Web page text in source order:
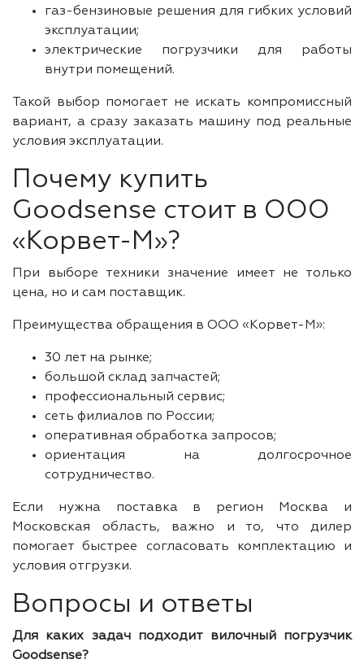
газ-бензиновые решения для гибких условий
эксплуатации;
электрические погрузчики для работы
внутри помещений.
Такой выбор помогает не искать компромиссный
вариант, а сразу заказать машину под реальные
условия эксплуатации.
Почему купить
Goodsense стоит в ООО
«Корвет-М»?
При выборе техники значение имеет не только
цена, но и сам поставщик.
Преимущества обращения в ООО «Корвет-М»:
30 лет на рынке;
большой склад запчастей;
профессиональный сервис;
сеть филиалов по России;
оперативная обработка запросов;
ориентация на долгосрочное
сотрудничество.
Если нужна поставка в регион Москва и
Московская область, важно и то, что дилер
помогает быстрее согласовать комплектацию и
условия отгрузки.
Вопросы и ответы
Для каких задач подходит вилочный погрузчик
Goodsense?